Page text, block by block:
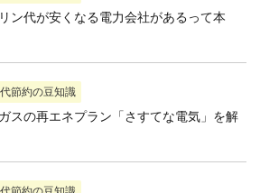
ン代が安くなる電力会社があるって本
節約の豆知識
スの再エネプラン「さすてな電気」を解